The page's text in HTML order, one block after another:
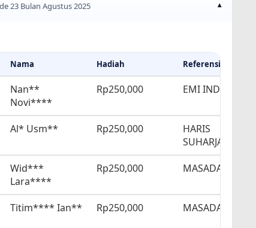
23 Bulan Agustus 2025
Nama Hadiah Referensi
Nan**
Novi****
Rp250,000 EMI INDRIYANI
Al* Usm** Rp250,000
HARIS
SUHARJANTO
Wid***
Lara****
Rp250,000 MASADAH
Titim**** Ian** Rp250,000 MASADAH